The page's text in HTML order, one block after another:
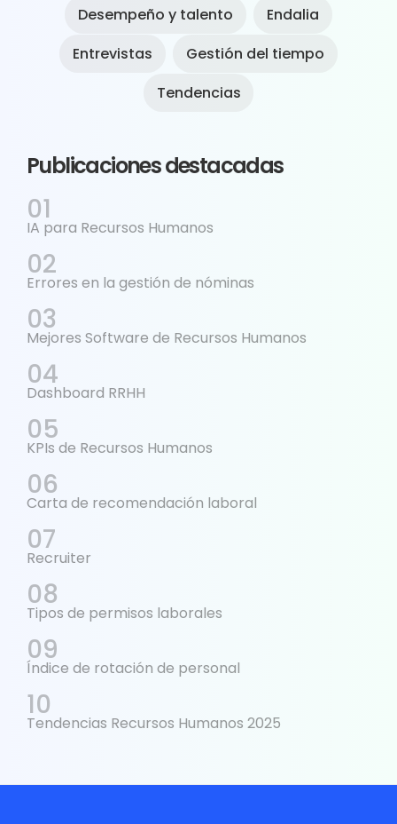
Desempeño y talento
Endalia
Entrevistas
Gestión del tiempo
Tendencias
Publicaciones destacadas
IA para Recursos Humanos
Errores en la gestión de nóminas
Mejores Software de Recursos Humanos
Dashboard RRHH
KPIs de Recursos Humanos
Carta de recomendación laboral
Recruiter
Tipos de permisos laborales
Índice de rotación de personal
Tendencias Recursos Humanos 2025